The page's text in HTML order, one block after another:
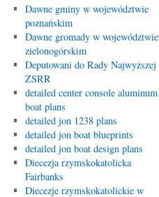
Dawne gminy w województwie
poznańskim
Dawne gromady w województwie
zielonogórskim
Deputowani do Rady Najwyższej
ZSRR
detailed center console aluminum
boat plans
detailed jon 1238 plans
detailed jon boat blueprints
detailed jon boat design plans
Diecezja rzymskokatolicka
Fairbanks
Diecezje rzymskokatolickie w